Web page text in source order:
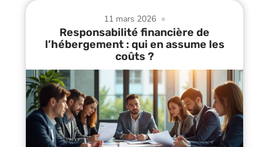
11 mars 2026
Responsabilité financière de
l’hébergement : qui en assume les
coûts ?